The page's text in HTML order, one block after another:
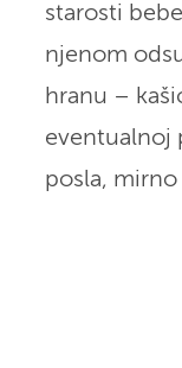
starosti
njenom
hranu –
eventualnoj
posla,